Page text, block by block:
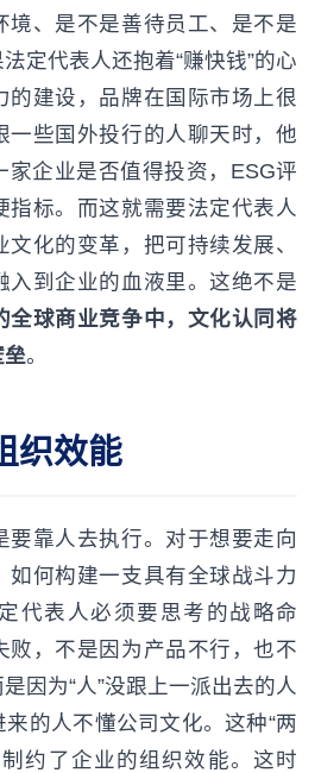
境、是不是善待员工、是不是
定代表人还抱着“赚快钱”的心
的建设，品牌在国际市场上很
一些国外投行的人聊天时，他
家企业是否值得投资，ESG评
指标。而这就需要法定代表人
化的变革，把可持续发展、
入到企业的血液里。这绝不是
全球商业竞争中，文化认同将
垒。
织效能
要靠人去执行。对于想要走向
如何构建一支具有全球战斗力
代表人必须要思考的战略命
败，不是因为产品不行，也不
因为“人”没跟上一派出去的人
的人不懂公司文化。这种“两
约了企业的组织效能。这时